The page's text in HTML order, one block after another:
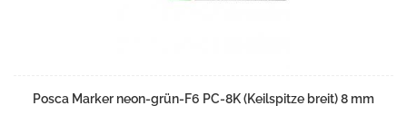
Posca Marker neon-grün-F6 PC-8K (Keilspitze breit) 8 mm